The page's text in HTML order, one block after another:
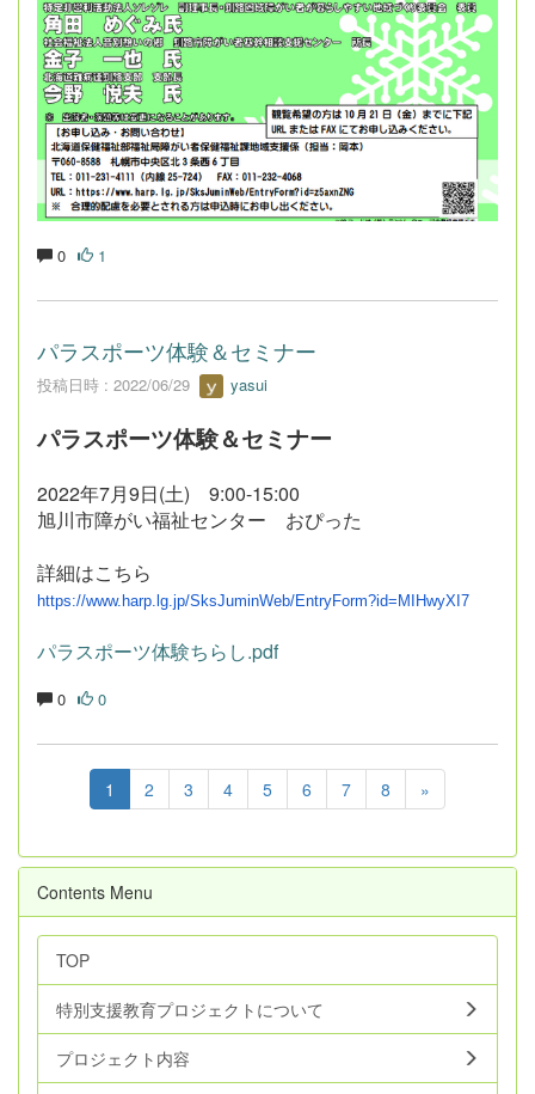
0 1
パラスポーツ体験＆セミナー
投稿日時 : 2022/06/29 yasui
パラスポーツ体験＆セミナー
2022年7月9日(土) 9:00-15:00
旭川市障がい福祉センター おぴった
詳細はこちら
https://www.harp.lg.jp/SksJuminWeb/EntryForm?id= MIHwyXI7
パラスポーツ体験ちらし.pdf
0 0
1 2 3 4 5 6 7 8 »
Contents Menu
TOP
特別支援教育プロジェクトについて
プロジェクト内容